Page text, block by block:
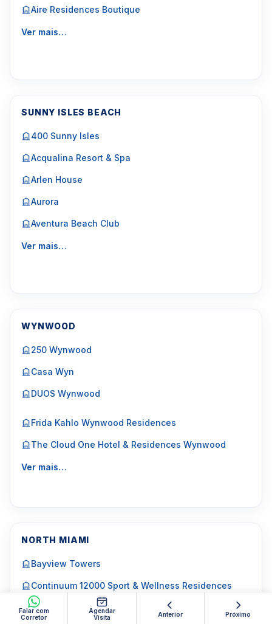
Falar com
Corretor
Agendar
Visita
Anterior Próximo
Aire Residences Boutique
Ver mais…
SUNNY ISLES BEACH
400 Sunny Isles
Acqualina Resort & Spa
Arlen House
Aurora
Aventura Beach Club
Ver mais…
WYNWOOD
250 Wynwood
Casa Wyn
DUOS Wynwood
Frida Kahlo Wynwood Residences
The Cloud One Hotel & Residences Wynwood
Ver mais…
NORTH MIAMI
Bayview Towers
Continuum 12000 Sport & Wellness Residences
Majorca Towers